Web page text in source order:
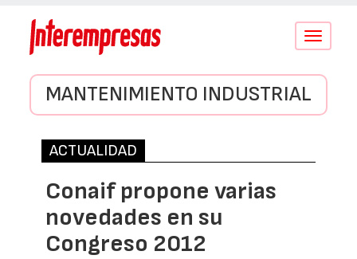
Conmutar
MANTENIMIENTO INDUSTRIAL
ACTUALIDAD
Conaif propone varias
novedades en su
Congreso 2012